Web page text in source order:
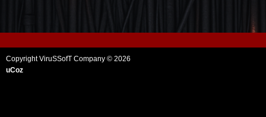
Copyright ViruSSofT Company © 2026
uCoz